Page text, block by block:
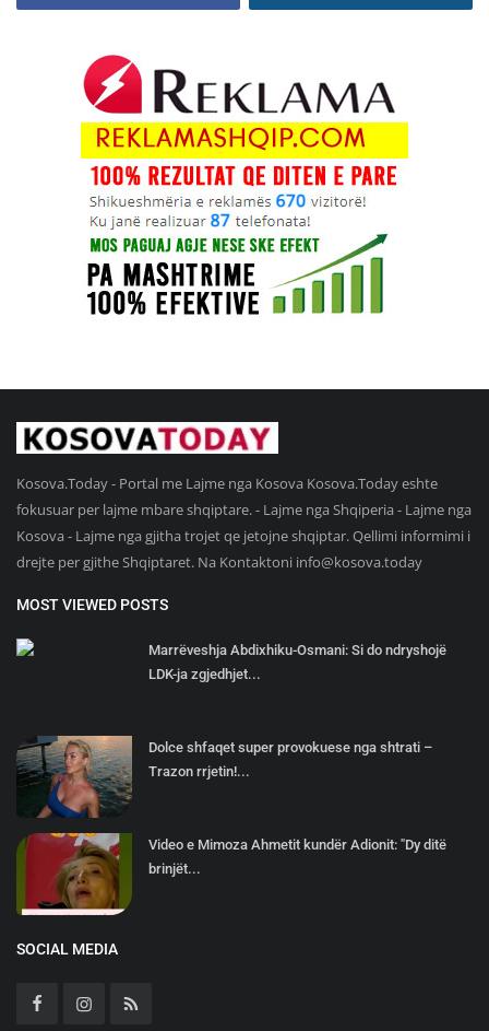
Kosova.Today - Portal me Lajme nga Kosova Kosova.Today eshte
fokusuar per lajme mbare shqiptare. - Lajme nga Shqiperia - Lajme nga
Kosova - Lajme nga gjitha trojet qe jetojne shqiptar. Qellimi informimi i
drejte per gjithe Shqiptaret. Na Kontaktoni info@kosova.today
MOST VIEWED POSTS
Marrëveshja Abdixhiku-Osmani: Si do ndryshojë
LDK-ja zgjedhjet...
Dolce shfaqet super provokuese nga shtrati –
Trazon rrjetin!...
Video e Mimoza Ahmetit kundër Adionit: "Dy ditë
brinjët...
SOCIAL MEDIA